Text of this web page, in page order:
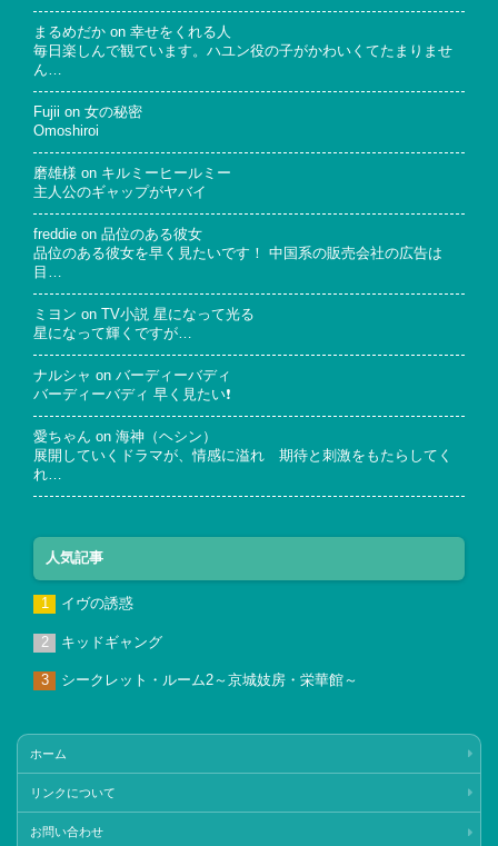
まるめだか on 幸せをくれる人
毎日楽しんで観ています。ハユン役の子がかわいくてたまりませ
ん…
Fujii on 女の秘密
Omoshiroi
磨雄様 on キルミーヒールミー
主人公のギャップがヤバイ
freddie on 品位のある彼女
品位のある彼女を早く見たいです！ 中国系の販売会社の広告は
目…
ミヨン on TV小説 星になって光る
星になって輝くですが…
ナルシャ on バーディーバディ
バーディーバディ 早く見たい❗
愛ちゃん on 海神（ヘシン）
展開していくドラマが、情感に溢れ 期待と刺激をもたらしてく
れ…
人気記事
イヴの誘惑
キッドギャング
シークレット・ルーム2～京城妓房・栄華館～
ホーム
リンクについて
お問い合わせ